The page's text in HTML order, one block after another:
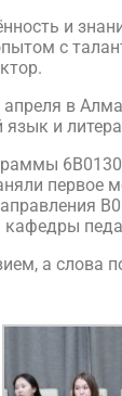
и
с
в
и
первое
а слова